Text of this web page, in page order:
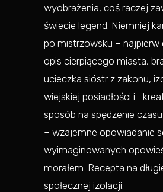
wyobrażenia, coś raczej
świecie legend. Niemniej
po mistrzowsku – najpierw
opis cierpiącego miasta,
ucieczka sióstr z zakonu,
wiejskiej posiadłości i…
sposób na spędzenie
– wzajemne opowiadanie
wyimaginowanych
morałem. Recepta na
społecznej izolacji.